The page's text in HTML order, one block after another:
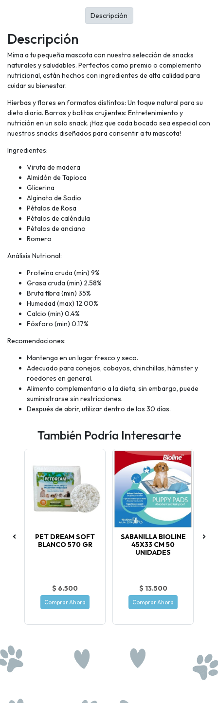
Descripción
Mima a tu pequeña mascota con nuestra selección de snacks
naturales y saludables. Perfectos como premio o complemento
nutricional, están hechos con ingredientes de alta calidad para
cuidar su bienestar.
Hierbas y flores en formatos distintos: Un toque natural para su
dieta diaria. Barras y bolitas crujientes: Entretenimiento y
nutrición en un solo snack. ¡Haz que cada bocado sea especial con
nuestros snacks diseñados para consentir a tu mascota!
Ingredientes:
Viruta de madera
Almidón de Tapioca
Glicerina
Alginato de Sodio
Pétalos de Rosa
Pétalos de caléndula
Pétalos de anciano
Romero
Análisis Nutrional:
Proteína cruda (min) 9%
Grasa cruda (min) 2.58%
Bruta fibra (min) 35%
Humedad (max) 12.00%
Calcio (min) 0.4%
Fósforo (min) 0.17%
Recomendaciones:
Mantenga en un lugar fresco y seco.
Adecuado para conejos, cobayos, chinchillas, hámster y
roedores en general.
Alimento complementario a la dieta, sin embargo, puede
suministrarse sin restricciones.
Después de abrir, utilizar dentro de los 30 días.
Descripción
También Podría Interesarte
PET DREAM SOFT
BLANCO 570 GR
$ 6.500
Comprar Ahora
SABANILLA BIOLINE
45X33 CM 50
UNIDADES
$ 13.500
Comprar Ahora